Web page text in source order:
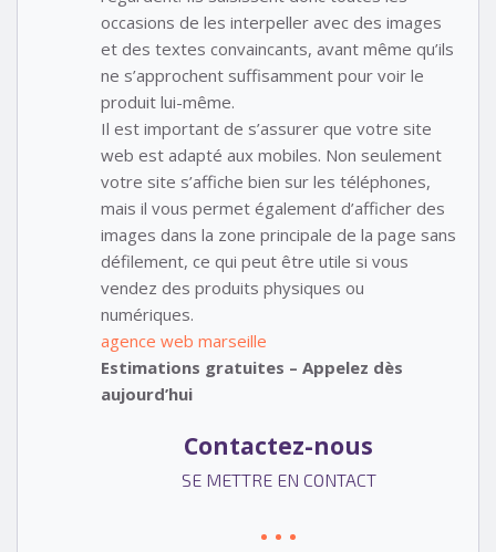
occasions de les interpeller avec des images
et des textes convaincants, avant même qu’ils
ne s’approchent suffisamment pour voir le
produit lui-même.
Il est important de s’assurer que votre site
web est adapté aux mobiles. Non seulement
votre site s’affiche bien sur les téléphones,
mais il vous permet également d’afficher des
images dans la zone principale de la page sans
défilement, ce qui peut être utile si vous
vendez des produits physiques ou
numériques.
agence web marseille
Estimations gratuites – Appelez dès
aujourd’hui
Contactez-nous
SE METTRE EN CONTACT